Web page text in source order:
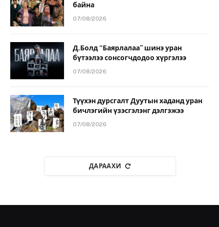
байна
07/08/2026
Д.Болд “Баярлалаа” шинэ уран
бүтээлээ сонсогчдодоо хүргэлээ
07/08/2026
Түүхэн дурсгалт Дуутын хаданд уран
бичлэгийн үзэсгэлэнг дэлгэжээ
07/08/2026
ДАРААХИ